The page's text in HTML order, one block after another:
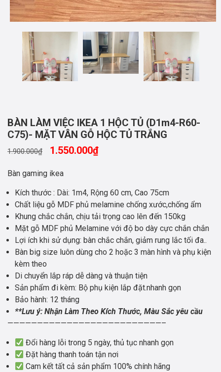
BÀN LÀM VIỆC IKEA 1 HỘC TỦ (D1m4-R60-
C75)- MẶT VÂN GỖ HỘC TỦ TRẮNG
1.900.000₫ 1.550.000₫
Bàn gaming ikea
Kích thước : Dài: 1m4, Rộng 60 cm, Cao 75cm
Chất liệu gỗ MDF phủ melamine chống xước,chống ẩm
Khung chắc chắn, chịu tải trọng cao lên đến 150kg
Mặt gỗ MDF phủ Melamine với độ bo dày cực chắn chắn
Lợi ích khi sử dụng: bàn chắc chắn, giảm rung lắc tối đa..
Bàn big size luôn dùng cho 2 hoặc 3 màn hình và phụ kiện
kèm theo
Di chuyển lắp ráp dễ dàng và thuận tiện
Sản phẩm đi kèm: Bộ phụ kiện lắp đặt.nhanh gọn
Bảo hành: 12 tháng
**Lưu ý: Nhận Làm Theo Kích Thước, Màu Sắc yêu cầu
——————————————————————————–
Đổi hàng lỗi trong 5 ngày, thủ tục nhanh gọn
Đặt hàng thanh toán tận nơi
Cam kết tất cả sản phẩm 100% chính hãng